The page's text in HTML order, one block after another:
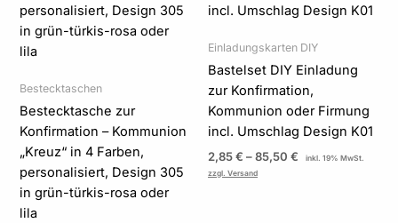
Bestecktaschen
Bestecktasche zur
Konfirmation – Kommunion
„Kreuz“ in 4 Farben,
personalisiert, Design 305
in grün-türkis-rosa oder
lila
Einladungskarten DIY
Bastelset DIY Einladung
zur Konfirmation,
Kommunion oder Firmung
incl. Umschlag Design K01
2,85€ –85,50 €
inkl. 19% MwSt.
zzgl. Versand